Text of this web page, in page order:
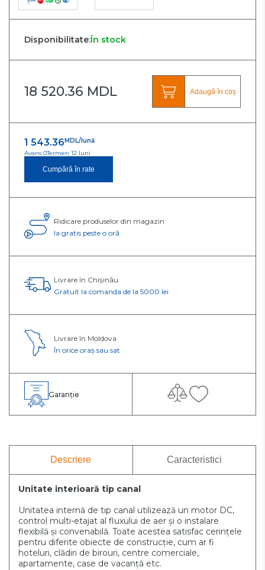
Disponibilitate:În stock
18 520.36 MDL Adaugă în coș
1 543.36 MDL/lună
Avans 0Termen 12 luni
Cumpără în rate
Ridicare produselor din magazin
Ia gratis peste o oră
Livrare în Chișinău
Gratuit la comanda de la 5000 lei
Livrare în Moldova
În orice oraș sau sat
Garanție
Descriere Caracteristici
Unitate interioară tip canal
Unitatea internă de tip canal utilizează un motor DC,
control multi-etajat al fluxului de aer și o instalare
flexibilă și convenabilă. Toate acestea satisfac cerințele
pentru diferite obiecte de construcție, cum ar fi
hoteluri, clădiri de birouri, centre comerciale,
apartamente, case de vacanță etc.